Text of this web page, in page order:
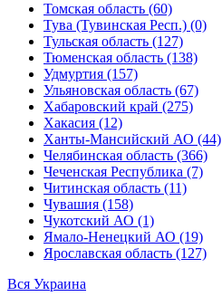
Томская область (60)
Тува (Тувинская Респ.) (0)
Тульская область (127)
Тюменская область (138)
Удмуртия (157)
Ульяновская область (67)
Хабаровский край (275)
Хакасия (12)
Ханты-Мансийский АО (44)
Челябинская область (366)
Чеченская Республика (7)
Читинская область (11)
Чувашия (158)
Чукотский АО (1)
Ямало-Ненецкий АО (19)
Ярославская область (127)
Вся Украина